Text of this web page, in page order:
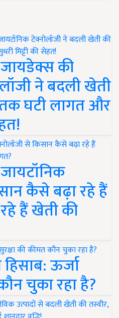
की
ने बदली खेती
घटी लागत और
कैसे बढ़ा रहे हैं
हैं खेती की
ऊर्जा
चुका रहा है?